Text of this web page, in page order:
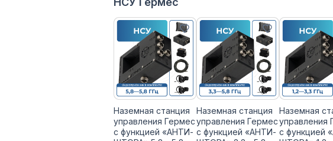
Наземная станция
управления Гермес
с функцией «АНТИ-
Наземная станция
управления Гермес
с функцией «АНТИ-
Наземная
управления
с функцией